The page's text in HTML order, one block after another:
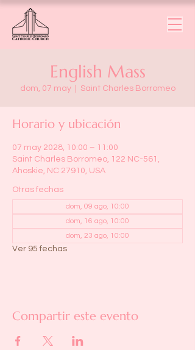
English Mass
dom, 07 may
  |
Saint Charles Borromeo
Horario y ubicación
07 may 2028, 10:00 – 11:00
Saint Charles Borromeo, 122 NC-561,
Ahoskie, NC 27910, USA
Otras fechas
dom, 09 ago, 10:00
dom, 16 ago, 10:00
dom, 23 ago, 10:00
Ver 95 fechas
Compartir este evento